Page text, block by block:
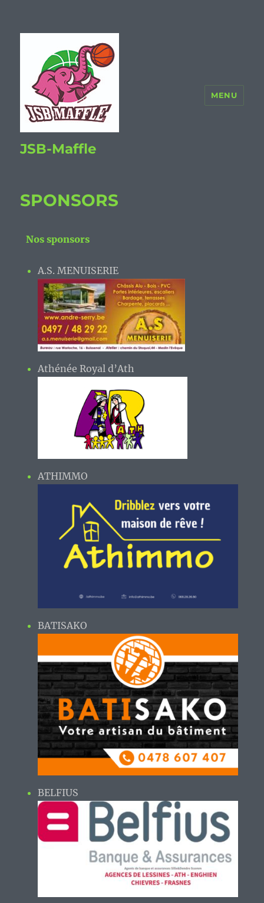
JSB-Maffle
MENU
SPONSORS
Nos sponsors
A.S. MENUISERIE
Athénée Royal d’Ath
ATHIMMO
BATISAKO
BELFIUS